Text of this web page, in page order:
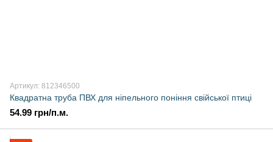
Артикул: 812346500
Квадратна труба ПВХ для ніпельного поніння свійської птиці
54.99 грн/п.м.